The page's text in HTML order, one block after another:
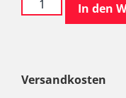
In den
Versandkosten